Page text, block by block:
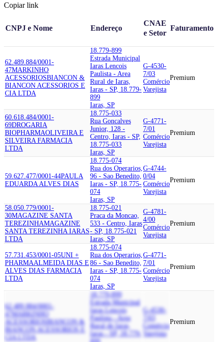
Copiar link
CNPJ e Nome Endereço
CNAE
e Setor
Faturamento
62.489.884/0001-
47MARKINHO
ACESSORIOSBIANCON &
BIANCON ACESSORIOS E
CIA LTDA
18.779-899
Estrada Municipal
Iaras Lencois
Paulista - Area
Rural de Iaras,
Iaras - SP, 18.779-
899
Iaras, SP
G-4530-
7/03
Comércio
Varejista
Premium
60.618.484/0001-
69DROGARIA
BIOPHARMAOLIVEIRA E
SILVEIRA FARMACIA
LTDA
18.775-033
Rua Goncalves
Junior, 128 -
Centro, Iaras - SP,
18.775-033
Iaras, SP
G-4771-
7/01
Comércio
Varejista
Premium
59.627.477/0001-44PAULA
EDUARDA ALVES DIAS
18.775-074
Rua dos Operarios,
96 - Sao Benedito,
Iaras - SP, 18.775-
074
Iaras, SP
G-4744-
0/04
Comércio
Varejista
Premium
58.050.779/0001-
30MAGAZINE SANTA
TEREZINHAMAGAZINE
SANTA TEREZINHA IARAS
LTDA
18.775-021
Praca da Moncao,
533 - Centro, Iaras
- SP, 18.775-021
Iaras, SP
G-4781-
4/00
Comércio
Varejista
Premium
57.731.453/0001-05UNI +
PHARMAALMEIDA DIAS E
ALVES DIAS FARMACIA
LTDA
18.775-074
Rua dos Operarios,
86 - Sao Benedito,
Iaras - SP, 18.775-
074
Iaras, SP
G-4771-
7/01
Comércio
Varejista
Premium
62.489.884/0001-
47
MARKINHO
ACESSORIOS BIANCON &
BIANCON ACESSORIOS E
CIA LTDA
18.779-899
Estrada Municipal
Iaras Lencois
Paulista - Area
Rural de Iaras,
Iaras - SP, 18.779-
G-4530-
Comércio
Varejista
Premium